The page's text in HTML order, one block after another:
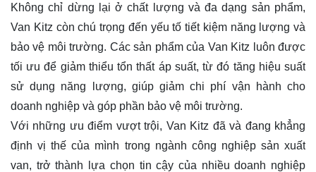
Không chỉ dừng lại ở chất lượng và đa dạng sản phẩm,
Van Kitz còn chú trọng đến yếu tố tiết kiệm năng lượng và
bảo vệ môi trường. Các sản phẩm của Van Kitz luôn được
tối ưu để giảm thiểu tổn thất áp suất, từ đó tăng hiệu suất
sử dụng năng lượng, giúp giảm chi phí vận hành cho
doanh nghiệp và góp phần bảo vệ môi trường.
Với những ưu điểm vượt trội, Van Kitz đã và đang khẳng
định vị thế của mình trong ngành công nghiệp sản xuất
van, trở thành lựa chọn tin cậy của nhiều doanh nghiệp